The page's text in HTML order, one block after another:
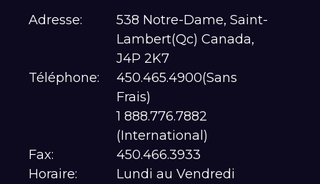
Adresse:
538 Notre-Dame, Saint-
Lambert(Qc) Canada,
J4P 2K7
Téléphone:
450.465.4900(Sans
Frais)
1 888.776.7882
(International)
Fax:
450.466.3933
Horaire:
Lundi au Vendredi